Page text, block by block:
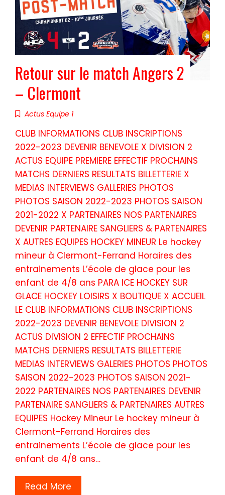
Retour sur le match Angers 2
– Clermont
Actus Equipe 1
CLUB INFORMATIONS CLUB INSCRIPTIONS
2022-2023 DEVENIR BENEVOLE X DIVISION 2
ACTUS EQUIPE PREMIERE EFFECTIF PROCHAINS
MATCHS DERNIERS RESULTATS BILLETTERIE X
MEDIAS INTERVIEWS GALLERIES PHOTOS
PHOTOS SAISON 2022-2023 PHOTOS SAISON
2021-2022 X PARTENAIRES NOS PARTENAIRES
DEVENIR PARTENAIRE SANGLIERS & PARTENAIRES
X AUTRES EQUIPES HOCKEY MINEUR Le hockey
mineur à Clermont-Ferrand Horaires des
entrainements L’école de glace pour les
enfant de 4/8 ans PARA ICE HOCKEY SUR
GLACE HOCKEY LOISIRS X BOUTIQUE X ACCUEIL
LE CLUB INFORMATIONS CLUB INSCRIPTIONS
2022-2023 DEVENIR BENEVOLE DIVISION 2
ACTUS DIVISION 2 EFFECTIF PROCHAINS
MATCHS DERNIERS RESULTATS BILLETTERIE
MEDIAS INTERVIEWS GALERIES PHOTOS PHOTOS
SAISON 2022-2023 PHOTOS SAISON 2021-
2022 PARTENAIRES NOS PARTENAIRES DEVENIR
PARTENAIRE SANGLIERS & PARTENAIRES AUTRES
EQUIPES Hockey Mineur Le hockey mineur à
Clermont-Ferrand Horaires des
entrainements L’école de glace pour les
enfant de 4/8 ans…
Read More